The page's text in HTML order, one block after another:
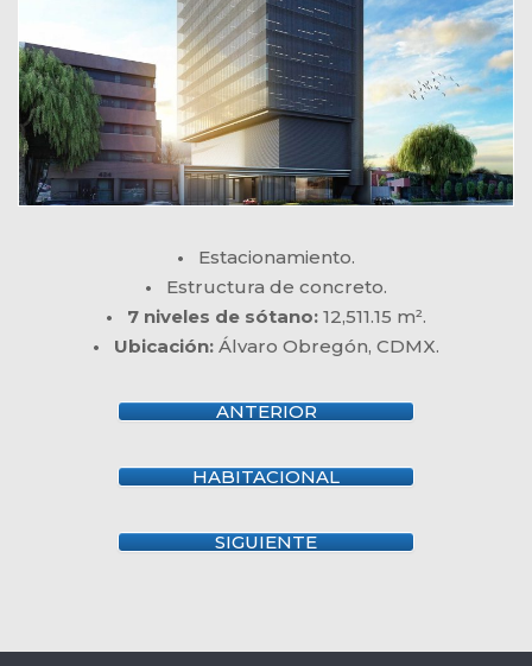
• Estacionamiento.
• Estructura de concreto.
• 7 niveles de sótano: 12,511.15 m².
• Ubicación: Álvaro Obregón, CDMX.
ANTERIOR
HABITACIONAL
SIGUIENTE